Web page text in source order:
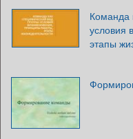
Команда
условия
этапы